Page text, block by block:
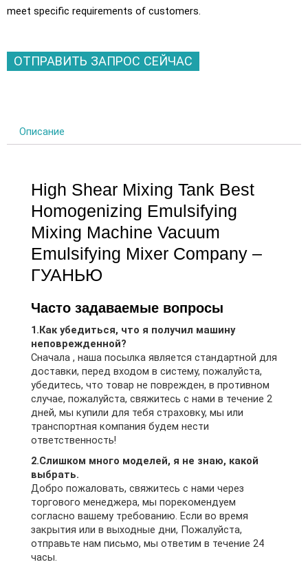
meet specific requirements of customers.
ОТПРАВИТЬ ЗАПРОС СЕЙЧАС
Описание
High Shear Mixing Tank Best
Homogenizing Emulsifying
Mixing Machine Vacuum
Emulsifying Mixer Company –
ГУАНЬЮ
Часто задаваемые вопросы
1.Как убедиться, что я получил машину
неповрежденной?
Сначала , наша посылка является стандартной для
доставки, перед входом в систему, пожалуйста,
убедитесь, что товар не поврежден, в противном
случае, пожалуйста, свяжитесь с нами в течение 2
дней, мы купили для тебя страховку, мы или
транспортная компания будем нести
ответственность!
2.Слишком много моделей, я не знаю, какой
выбрать.
Добро пожаловать, свяжитесь с нами через
торгового менеджера, мы порекомендуем
согласно вашему требованию. Если во время
закрытия или в выходные дни, Пожалуйста,
отправьте нам письмо, мы ответим в течение 24
часы.